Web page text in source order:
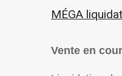
MÉGA
Vente en